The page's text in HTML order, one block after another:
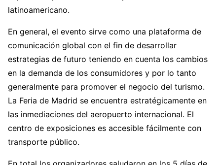
latinoamericano.
En general, el evento sirve como una plataforma de
comunicación global con el fin de desarrollar
estrategias de futuro teniendo en cuenta los cambios
en la demanda de los consumidores y por lo tanto
generalmente para promover el negocio del turismo.
La Feria de Madrid se encuentra estratégicamente en
las inmediaciones del aeropuerto internacional. El
centro de exposiciones es accesible fácilmente con
transporte público.